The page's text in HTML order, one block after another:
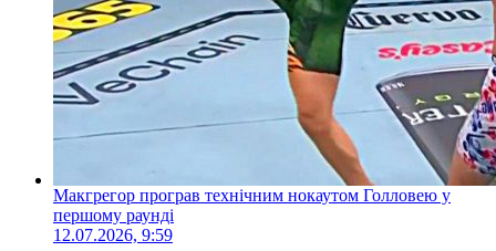
Макгрегор програв технічним нокаутом Голловею у
першому раунді
12.07.2026, 9:59